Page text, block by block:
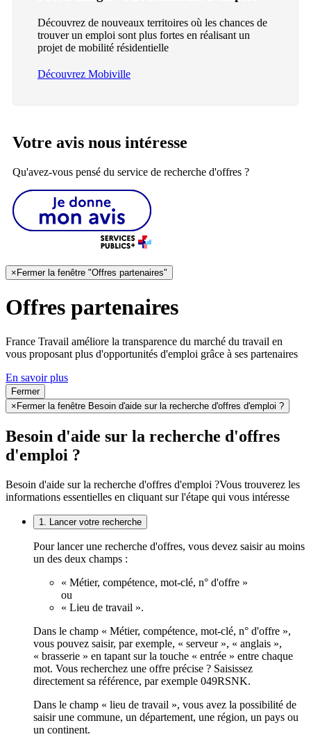
Découvrez de nouveaux territoires où les chances de
trouver un emploi sont plus fortes en réalisant un
projet de mobilité résidentielle
Découvrez Mobiville
Votre avis nous intéresse
Qu'avez-vous pensé du service de recherche d'offres ?
× Fermer la fenêtre "Offres partenaires"
Offres partenaires
France Travail améliore la transparence du marché du travail en
vous proposant plus d'opportunités d'emploi grâce à ses partenaires
En savoir plus
Fermer
× Fermer la fenêtre Besoin d'aide sur la recherche d'offres d'emploi ?
Besoin d'aide sur la recherche d'offres
d'emploi ?
Besoin d'aide sur la recherche d'offres d'emploi ?Vous trouverez les
informations essentielles en cliquant sur l'étape qui vous intéresse
1. Lancer votre recherche
Pour lancer une recherche d'offres, vous devez saisir au moins
un des deux champs :
« Métier, compétence, mot-clé, n° d'offre »
ou
« Lieu de travail ».
Dans le champ « Métier, compétence, mot-clé, n° d'offre »,
vous pouvez saisir, par exemple, « serveur », « anglais »,
« brasserie » en tapant sur la touche « entrée » entre chaque
mot. Vous recherchez une offre précise ? Saisissez
directement sa référence, par exemple 049RSNK.
Dans le champ « lieu de travail », vous avez la possibilité de
saisir une commune, un département, une région, un pays ou
un continent.